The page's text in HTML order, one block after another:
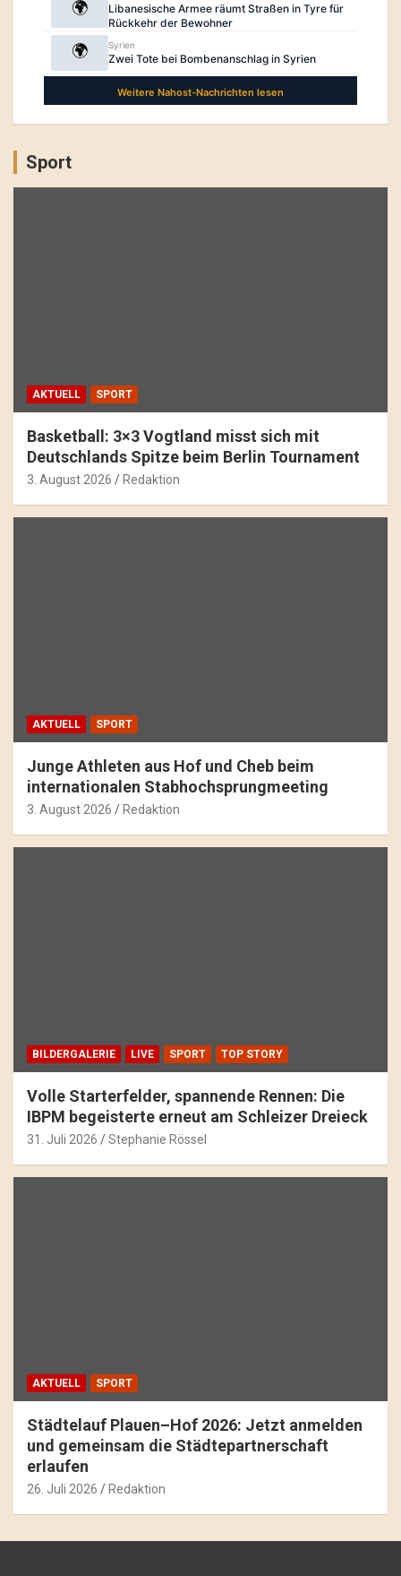
Sport
AKTUELL SPORT
Basketball: 3×3 Vogtland misst sich mit
Deutschlands Spitze beim Berlin Tournament
3. August 2026 Redaktion
AKTUELL SPORT
Junge Athleten aus Hof und Cheb beim
internationalen Stabhochsprungmeeting
3. August 2026 Redaktion
BILDERGALERIE LIVE SPORT TOP STORY
Volle Starterfelder, spannende Rennen: Die
IBPM begeisterte erneut am Schleizer Dreieck
31. Juli 2026 Stephanie Rössel
AKTUELL SPORT
Städtelauf Plauen–Hof 2026: Jetzt anmelden
und gemeinsam die Städtepartnerschaft
erlaufen
26. Juli 2026 Redaktion